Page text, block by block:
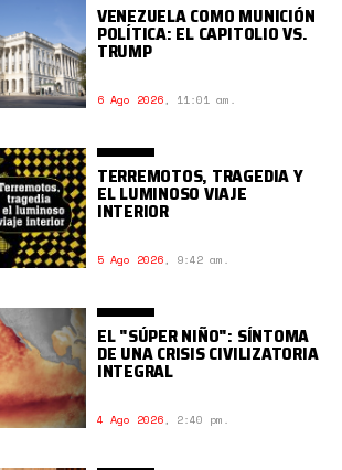
VENEZUELA COMO MUNICIÓN
POLÍTICA: EL CAPITOLIO VS.
TRUMP
6 Ago 2026, 11:01 am.
TERREMOTOS, TRAGEDIA Y
EL LUMINOSO VIAJE
INTERIOR
5 Ago 2026, 9:42 am.
EL "SÚPER NIÑO": SÍNTOMA
DE UNA CRISIS CIVILIZATORIA
INTEGRAL
4 Ago 2026, 2:40 pm.